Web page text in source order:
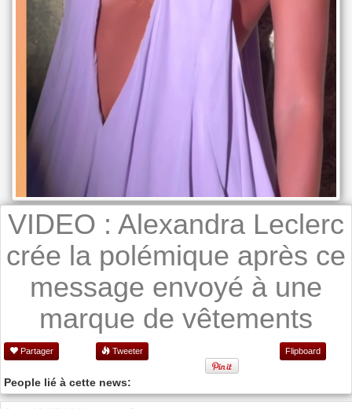
VIDEO : Alexandra Leclerc
crée la polémique après ce
message envoyé à une
marque de vêtements
Partager Tweeter Flipboard
People lié à cette news: